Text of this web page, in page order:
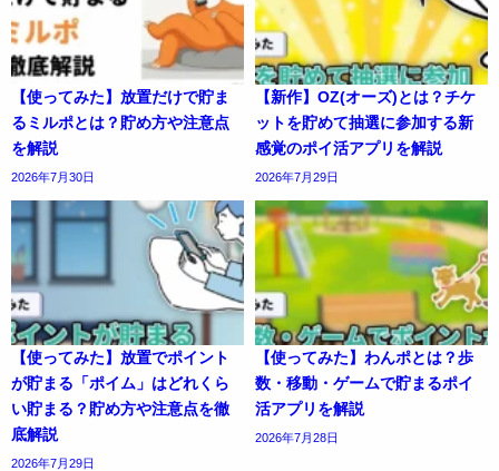
【使ってみた】放置だけで貯ま
るミルポとは？貯め方や注意点
を解説
2026年7月30日
【新作】OZ(オーズ)とは？チケ
ットを貯めて抽選に参加する新
感覚のポイ活アプリを解説
2026年7月29日
【使ってみた】放置でポイント
が貯まる「ポイム」はどれくら
い貯まる？貯め方や注意点を徹
底解説
2026年7月29日
【使ってみた】わんポとは？歩
数・移動・ゲームで貯まるポイ
活アプリを解説
2026年7月28日